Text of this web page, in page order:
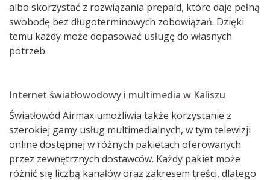
albo skorzystać z rozwiązania prepaid, które daje pełną
swobodę bez długoterminowych zobowiązań. Dzięki
temu każdy może dopasować usługę do własnych
potrzeb.
Internet światłowodowy i multimedia w Kaliszu
Światłowód Airmax umożliwia także korzystanie z
szerokiej gamy usług multimedialnych, w tym telewizji
online dostępnej w różnych pakietach oferowanych
przez zewnętrznych dostawców. Każdy pakiet może
różnić się liczbą kanałów oraz zakresem treści, dlatego